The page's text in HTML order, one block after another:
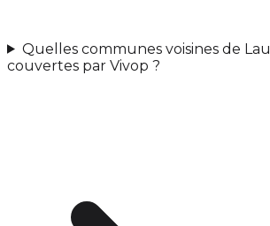
Quelles communes voisines de
couvertes par Vivop ?